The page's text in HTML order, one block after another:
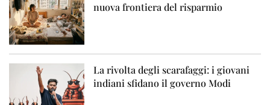
nuova frontiera del risparmio
La rivolta degli scarafaggi: i giovani
indiani sfidano il governo Modi